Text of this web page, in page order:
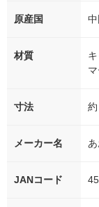
原産国
材質
寸法
メーカー名
JANコード